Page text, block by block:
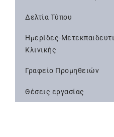
Δελτία Τύπου
Ημερίδες-
Κλινικής
Γραφείο Προμηθειών
Θέσεις εργασίας